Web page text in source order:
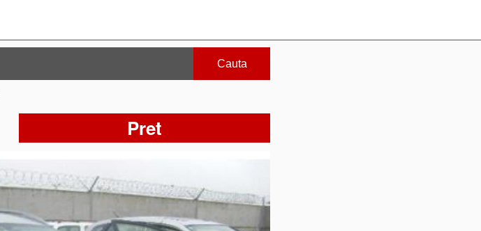
Cauta
Pret